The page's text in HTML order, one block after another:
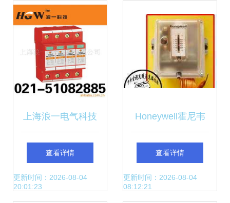
上海浪一电气科技
保护器产品列表一
览
查看详情
更新时间：2026-08-04
20:01:23
Honeywell霍尼韦
尔T6951防冻开关
低温防冻断路保护
查看详情
更新时间：2026-08-04
08:12:21